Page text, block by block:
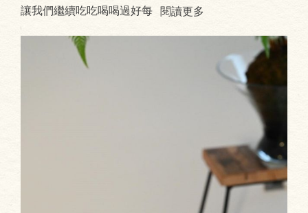
讓我們繼續吃吃喝喝過好每 閱讀更多